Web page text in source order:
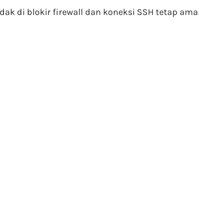
di blokir firewall dan koneksi SSH tetap